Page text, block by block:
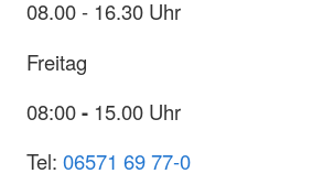
08.00 - 16.30 Uhr
Freitag
08:00- 15.00 Uhr
Tel: 06571 69 77-0